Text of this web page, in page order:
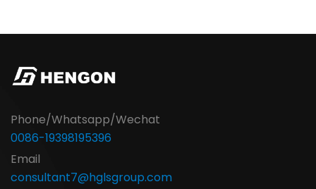
Phone/Whatsapp/Wechat
0086-19398195396
Email
consultant7@hglsgroup.com